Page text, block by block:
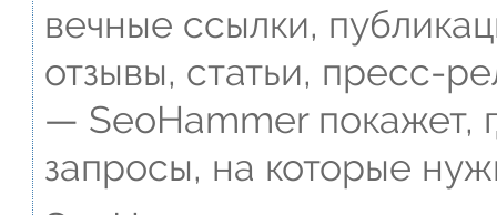
вечные ссылки,
отзывы, статьи, пресс-
— SeoHammer покажет,
запросы, на которые